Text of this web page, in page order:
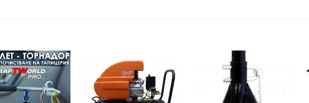
Добави
в
желани
Добави
в
желани
желани